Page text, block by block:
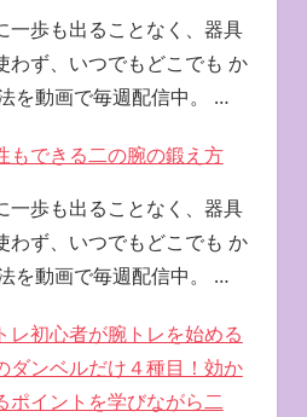
一歩も出ることなく、器具
わず、いつでもどこでも か
を動画で毎週配信中。 …
もできる二の腕の鍛え方
一歩も出ることなく、器具
わず、いつでもどこでも か
を動画で毎週配信中。 …
レ初心者が腕トレを始める
ダンベルだけ４種目！効か
ポイントを学びながら二